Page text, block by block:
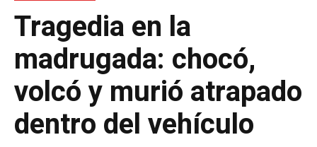
Tragedia en la
madrugada: chocó,
volcó y murió atrapado
dentro del vehículo